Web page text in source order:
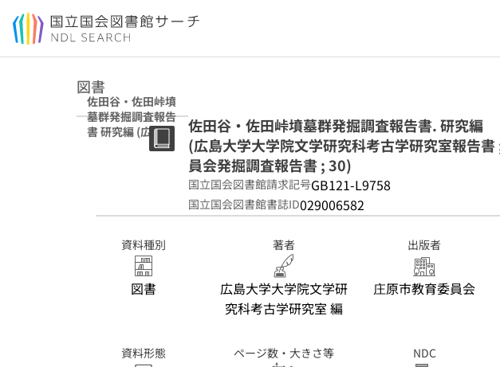
本文へ移動
図書
佐田谷・佐田峠墳
墓群発掘調査報告
書 研究編 (広島大
学大学院文学研究
佐田谷・佐田峠墳墓群発掘調査報告書. 研究編
(広島大学大学院文学研究科考古学研究室報告
員会発掘調査報告書 ; 30)
国立国会図書館請求記号GB121-L9758
国立国会図書館書誌ID029006582
資料種別
図書
著者
広島大学大学院文学研
究科考古学研究室 編
出版者
庄原市教育委員会
資料形態 ページ数・大きさ等 NDC